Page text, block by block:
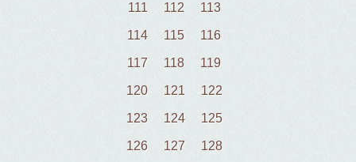
111 112 113
114 115 116
117 118 119
120 121 122
123 124 125
126 127 128